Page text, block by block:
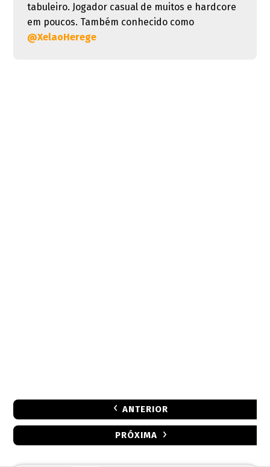
tabuleiro. Jogador casual de muitos e hardcore
em poucos. Também conhecido como
@XelaoHerege
ANTERIOR
PRÓXIMA